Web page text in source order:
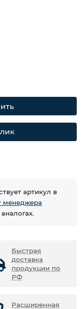
артикул в
менеджера
Быстрая
доставка
продукции по
РФ
Расширенная